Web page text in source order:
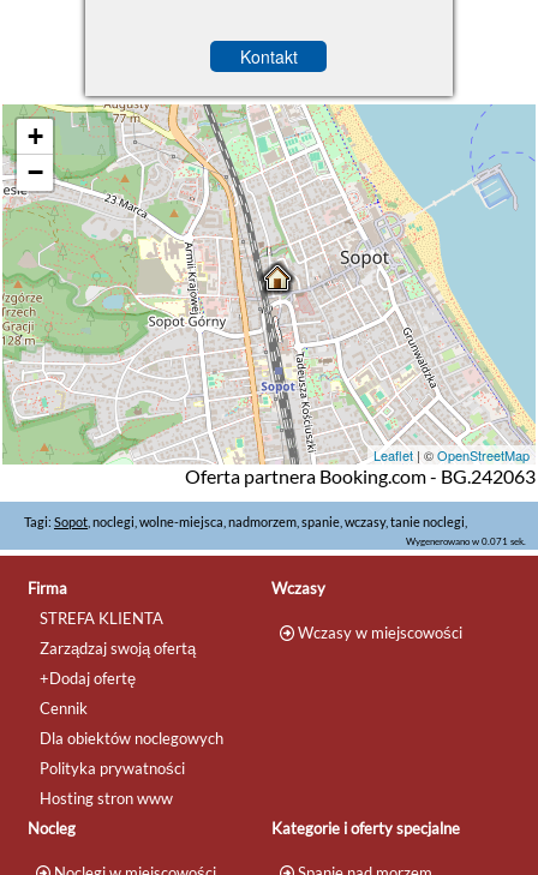
Kontakt
+
−
Leaflet| ©OpenStreetMap
Oferta partnera Booking.com - BG.242063
Tagi: Sopot , noclegi, wolne-miejsca, nadmorzem, spanie, wczasy, tanie noclegi,
Wygenerowano w 0.071 sek.
Firma
STREFA KLIENTA
Zarządzaj swoją ofertą
+Dodaj ofertę
Cennik
Dla obiektów noclegowych
Polityka prywatności
Hosting stron www
Wczasy
Wczasy w miejscowości
Nocleg Kategorie i oferty specjalne